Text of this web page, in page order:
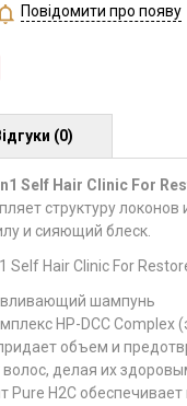
Повідомити про появу
Self Hair Clinic For
структуру
и сияющий блеск.
Self Hair Clinic For
шампунь
HP-DCC Complex
объем и
волос, делая их
Pure H2C
(0)